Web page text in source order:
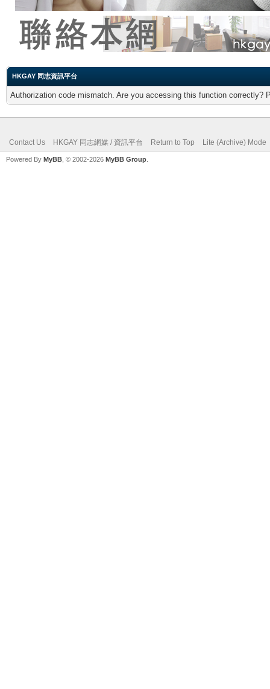
HKGAY 同志資訊平台
Authorization code mismatch. Are you accessing this function correctly?
Contact Us HKGAY 同志網媒 / 資訊平台 Return to Top Lite (Archive) Mode
Powered By MyBB , © 2002-2026 MyBB Group